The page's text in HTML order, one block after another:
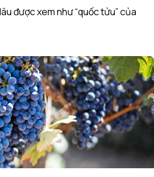
được xem như “quốc tửu” của